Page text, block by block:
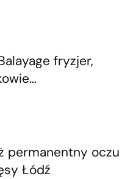
fryzjer,
permanentny oczu
Łódź